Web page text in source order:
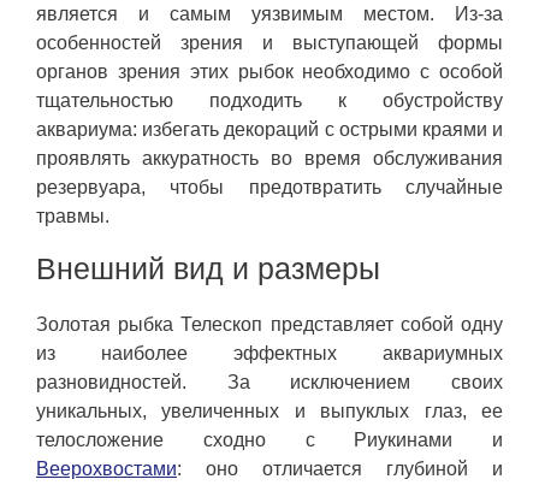
является и самым уязвимым местом. Из-за
особенностей зрения и выступающей формы
органов зрения этих рыбок необходимо с особой
тщательностью подходить к обустройству
аквариума: избегать декораций с острыми краями и
проявлять аккуратность во время обслуживания
резервуара, чтобы предотвратить случайные
травмы.
Внешний вид и размеры
Золотая рыбка Телескоп представляет собой одну
из наиболее эффектных аквариумных
разновидностей. За исключением своих
уникальных, увеличенных и выпуклых глаз, ее
телосложение сходно с Риукинами и
Веерохвостами: оно отличается глубиной и